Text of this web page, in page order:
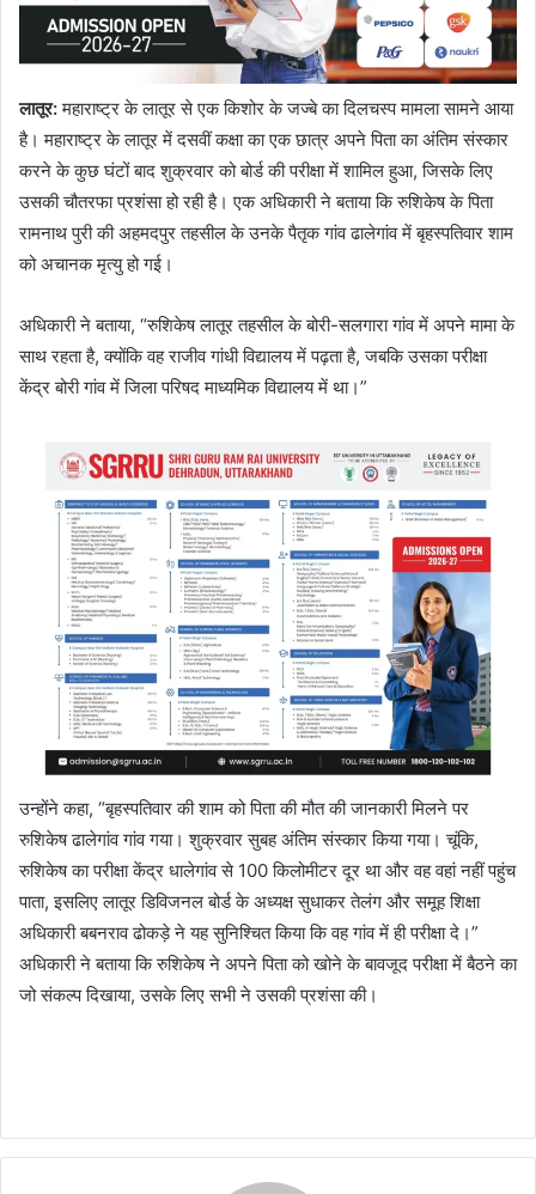
लातूर:महाराष्ट्र के लातूर से एक किशोर के जज्बे का दिलचस्प मामला सामने आया
है। महाराष्ट्र के लातूर में दसवीं कक्षा का एक छात्र अपने पिता का अंतिम संस्कार
करने के कुछ घंटों बाद शुक्रवार को बोर्ड की परीक्षा में शामिल हुआ, जिसके लिए
उसकी चौतरफा प्रशंसा हो रही है। एक अधिकारी ने बताया कि रुशिकेष के पिता
रामनाथ पुरी की अहमदपुर तहसील के उनके पैतृक गांव ढालेगांव में बृहस्पतिवार शाम
को अचानक मृत्यु हो गई।
अधिकारी ने बताया, “रुशिकेष लातूर तहसील के बोरी-सलगारा गांव में अपने मामा के
साथ रहता है, क्योंकि वह राजीव गांधी विद्यालय में पढ़ता है, जबकि उसका परीक्षा
केंद्र बोरी गांव में जिला परिषद माध्यमिक विद्यालय में था।”
उन्होंने कहा, “बृहस्पतिवार की शाम को पिता की मौत की जानकारी मिलने पर
रुशिकेष ढालेगांव गांव गया। शुक्रवार सुबह अंतिम संस्कार किया गया। चूंकि,
रुशिकेष का परीक्षा केंद्र धालेगांव से 100 किलोमीटर दूर था और वह वहां नहीं पहुंच
पाता, इसलिए लातूर डिविजनल बोर्ड के अध्यक्ष सुधाकर तेलंग और समूह शिक्षा
अधिकारी बबनराव ढोकड़े ने यह सुनिश्चित किया कि वह गांव में ही परीक्षा दे।”
अधिकारी ने बताया कि रुशिकेष ने अपने पिता को खोने के बावजूद परीक्षा में बैठने का
जो संकल्प दिखाया, उसके लिए सभी ने उसकी प्रशंसा की।